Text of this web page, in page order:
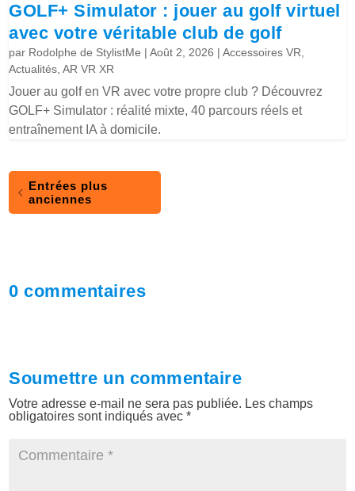
GOLF+ Simulator : jouer au golf virtuel
avec votre véritable club de golf
par Rodolphe de StylistMe |Août 2, 2026 |Accessoires VR,
Actualités,AR VR XR
Jouer au golf en VR avec votre propre club ? Découvrez
GOLF+ Simulator : réalité mixte, 40 parcours réels et
entraînement IA à domicile.
Entrées plus
anciennes
0 commentaires
Soumettre un commentaire
Votre adresse e-mail ne sera pas publiée. Les champs
obligatoires sont indiqués avec*